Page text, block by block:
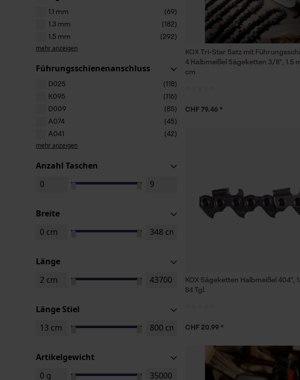
1.1 mm
(69)
1.3 mm
(182)
1.5 mm
(292)
mehr anzeigen
Führungsschienenanschluss
D025
(118)
K095
(116)
D009
(85)
A074
(45)
A041
(42)
mehr anzeigen
Anzahl Taschen
Breite
Länge
Länge Stiel
Artikelgewicht
KOX Tri-Star Satz mit
4 Halbmeißel Sägeketten 3/8", 1.5
cm
CHF 79.46 *
KOX Sägeketten Halbmeißel 404",
84 Tgl.
CHF 20.99 *
Statistik
Marketing